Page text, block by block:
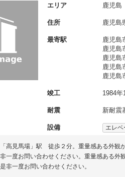
エリア 鹿児島
住所 鹿児島
最寄駅
鹿児島
鹿児島
鹿児島
鹿児島
鹿児島
竣工 1984年
耐震 新耐震
設備 エレ
高見馬場」駅 徒歩２分。重量感ある外観
一度お問い合わせください。重量感ある
非一度お問い合わせください。